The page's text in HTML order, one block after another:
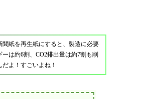
聞紙を再生紙にすると、製造に必要
ーは約6割、CO2排出量は約7割も削
だよ！すごいよね！